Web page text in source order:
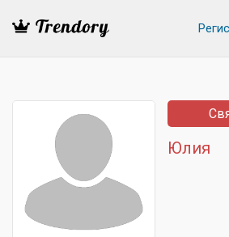
Юлия